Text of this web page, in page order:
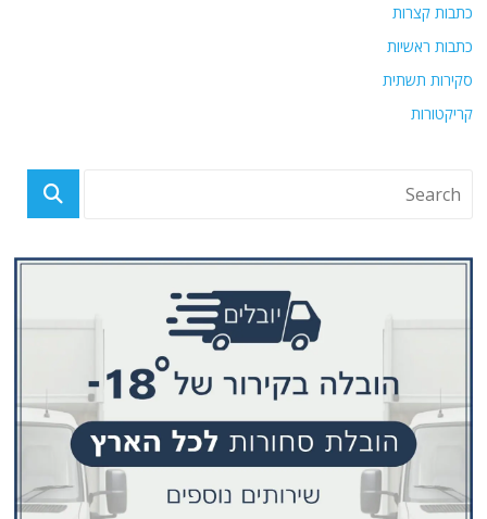
כתבות קצרות
כתבות ראשיות
סקירות תשתית
קריקטורות